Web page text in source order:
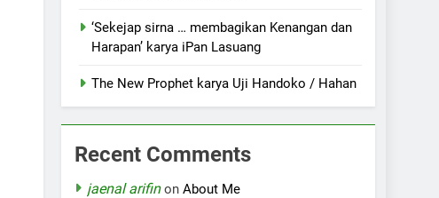
‘Sekejap sirna … membagikan Kenangan dan
Harapan’ karya iPan Lasuang
The New Prophet karya Uji Handoko / Hahan
Recent Comments
jaenal arifinon About Me